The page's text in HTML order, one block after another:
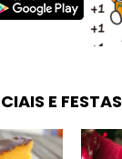
E FESTAS